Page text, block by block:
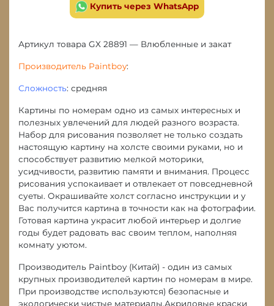
Купить через WhatsApp
Артикул товара GX 28891 — Влюбленные и закат
Производитель Paintboy:
Сложность: средняя
Картины по номерам одно из самых интересных и
полезных увлечений для людей разного возраста.
Набор для рисования позволяет не только создать
настоящую картину на холсте своими руками, но и
способствует развитию мелкой моторики,
усидчивости, развитию памяти и внимания. Процесс
рисования успокаивает и отвлекает от повседневной
суеты. Окрашивайте холст согласно инструкции и у
Вас получится картина в точности как на фотографии.
Готовая картина украсит любой интерьер и долгие
годы будет радовать вас своим теплом, наполняя
комнату уютом.
Производитель Paintboy (Китай) - один из самых
крупных производителей картин по номерам в мире.
При производстве используются) безопасные и
экологически чистые материалы.Акриловые краски